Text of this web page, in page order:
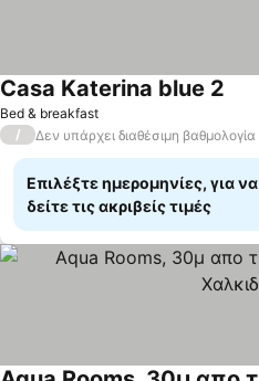
Bed & breakfast
Casa Katerina blue 2
/ Δεν υπάρχει διαθέσιμη βαθμολογία
Επιλέξτε ημερομηνίες, για να
δείτε τις ακριβείς τιμές